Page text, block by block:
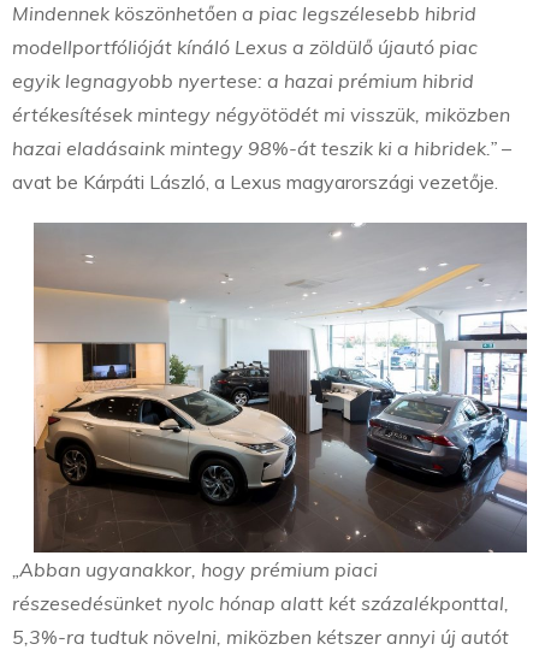
Mindennek köszönhetően a piac legszélesebb hibrid
modellportfólióját kínáló Lexus a zöldülő újautó piac
egyik legnagyobb nyertese: a hazai prémium hibrid
értékesítések mintegy négyötödét mi visszük, miközben
hazai eladásaink mintegy 98%-át teszik ki a hibridek.” –
avat be Kárpáti László, a Lexus magyarországi vezetője.
„Abban ugyanakkor, hogy prémium piaci
részesedésünket nyolc hónap alatt két százalékponttal,
5,3%-ra tudtuk növelni, miközben kétszer annyi új autót